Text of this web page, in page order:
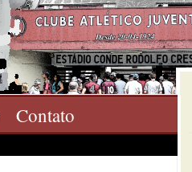
Contato